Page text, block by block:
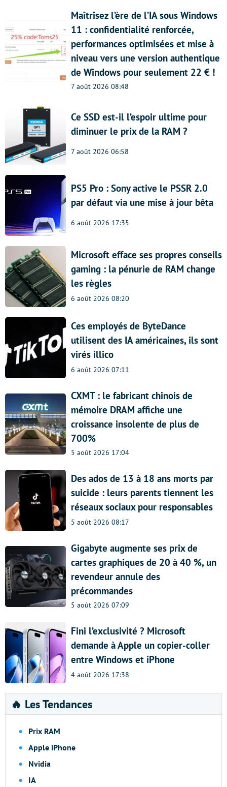
Maîtrisez l’ère de l’IA sous Windows
11 : confidentialité renforcée,
performances optimisées et mise à
niveau vers une version authentique
de Windows pour seulement 22 € !
7 août 2026 08:48
Ce SSD est-il l’espoir ultime pour
diminuer le prix de la RAM ?
7 août 2026 06:58
PS5 Pro : Sony active le PSSR 2.0
par défaut via une mise à jour bêta
6 août 2026 17:35
Microsoft efface ses propres conseils
gaming : la pénurie de RAM change
les règles
6 août 2026 08:20
Ces employés de ByteDance
utilisent des IA américaines, ils sont
virés illico
6 août 2026 07:11
CXMT : le fabricant chinois de
mémoire DRAM affiche une
croissance insolente de plus de
700%
5 août 2026 17:04
Des ados de 13 à 18 ans morts par
suicide : leurs parents tiennent les
réseaux sociaux pour responsables
5 août 2026 08:17
Gigabyte augmente ses prix de
cartes graphiques de 20 à 40 %, un
revendeur annule des
précommandes
5 août 2026 07:09
Fini l’exclusivité ? Microsoft
demande à Apple un copier-coller
entre Windows et iPhone
4 août 2026 17:38
🔥 Les Tendances
Prix RAM
Apple iPhone
Nvidia
IA